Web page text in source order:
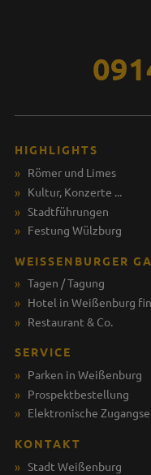
HIGHLIGHTS
Römer und Limes
Kultur, Konzerte ...
Stadtführungen
Festung Wülzburg
WEISSENBURGER
Tagen / Tagung
Hotel in Weißenburg
Restaurant & Co.
SERVICE
Parken in Weißenburg
Prospektbestellung
Elektronische
KONTAKT
Stadt Weißenburg